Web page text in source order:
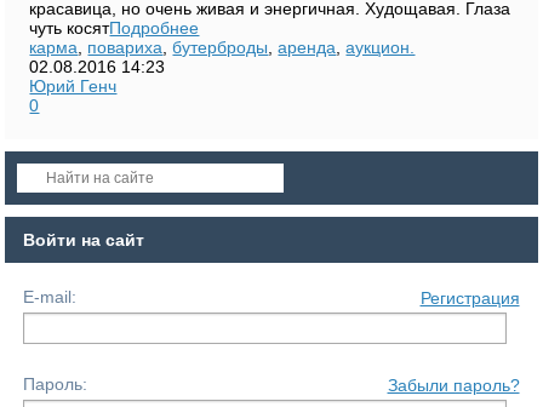
красавица, но очень живая и энергичная. Худощавая. Глаза
чуть косятПодробнее
карма
повариха ,бутерброды ,аренда ,аукцион.
02.08.2016 14:23
Юрий Генч
0
Войти на сайт
E-mail: Регистрация
Пароль: Забыли пароль?